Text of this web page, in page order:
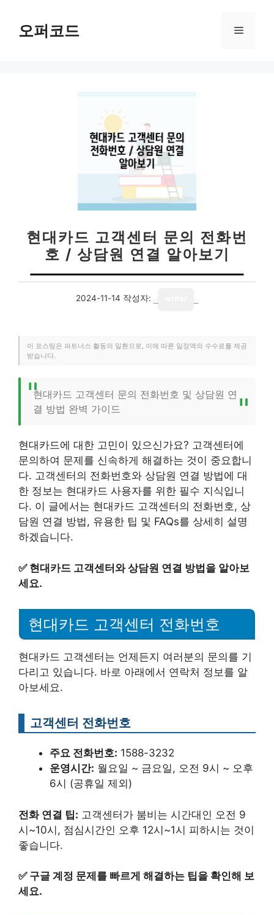
오퍼코드 메
현대카드 고객센터 문의 전화번
호 / 상담원 연결 알아보기
2024-11-14 작성자:
이 포스팅은 파트너스 활동의 일환으로, 이에 따른 일정액의 수수료를 제공
받습니다.
현대카드 고객센터 문의 전화번호 및 상담원 연
결 방법 완벽 가이드
현대카드에 대한 고민이 있으신가요? 고객센터에
문의하여 문제를 신속하게 해결하는 것이 중요합니
다. 고객센터의 전화번호와 상담원 연결 방법에 대
한 정보는 현대카드 사용자를 위한 필수 지식입니
다. 이 글에서는 현대카드 고객센터의 전화번호, 상
담원 연결 방법, 유용한 팁 및 FAQs를 상세히 설명
하겠습니다.
✅ 현대카드 고객센터와 상담원 연결 방법을 알아보
세요.
현대카드 고객센터 전화번호
현대카드 고객센터는 언제든지 여러분의 문의를 기
다리고 있습니다. 바로 아래에서 연락처 정보를 알
아보세요.
고객센터 전화번호
주요 전화번호: 1588-3232
운영시간: 월요일 ~ 금요일, 오전 9시 ~ 오후
6시 (공휴일 제외)
전화 연결 팁: 고객센터가 붐비는 시간대인 오전 9
시~10시, 점심시간인 오후 12시~1시 피하시는 것이
좋습니다.
✅ 구글 계정 문제를 빠르게 해결하는 팁을 확인해 보
세요.